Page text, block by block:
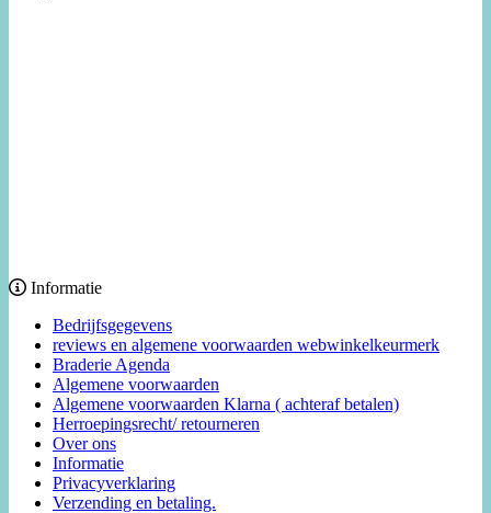
Informatie
Bedrijfsgegevens
reviews en algemene voorwaarden webwinkelkeurmerk
Braderie Agenda
Algemene voorwaarden
Algemene voorwaarden Klarna ( achteraf betalen)
Herroepingsrecht/ retourneren
Over ons
Informatie
Privacyverklaring
Verzending en betaling.